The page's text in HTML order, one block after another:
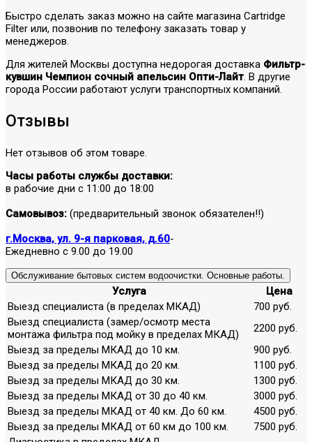
Быстро сделать заказ можно на сайте магазина Cartridge
Filter или, позвонив по телефону заказать товар у
менеджеров.
Для жителей Москвы доступна недорогая доставка Фильтр-
кувшин Чемпион сочный апельсин Опти-Лайт. В другие
города России работают услуги транспортных компаний.
Отзывы
Нет отзывов об этом товаре.
Часы работы службы доставки:
в рабочие дни с 11:00 до 18:00
Самовывоз: (предварительный звонок обязателен!!)
г.Москва, ул. 9-я парковая, д.60-
Ежедневно с 9.00 до 19.00
Обслуживание бытовых систем водоочистки. Основные работы.
Услуга
Цена
Выезд специалиста (в пределах МКАД)
700 руб.
Выезд специалиста (замер/осмотр места
монтажа фильтра под мойку в пределах МКАД)
2200 руб.
Выезд за пределы МКАД до 10 км.
900 руб.
Выезд за пределы МКАД до 20 км.
1100 руб.
Выезд за пределы МКАД до 30 км.
1300 руб.
Выезд за пределы МКАД от 30 до 40 км.
3000 руб.
Выезд за пределы МКАД от 40 км. До 60 км.
4500 руб.
Выезд за пределы МКАД от 60 км до 100 км.
7500 руб.